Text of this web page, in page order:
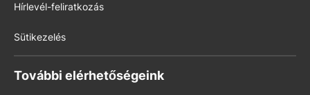
Hírlevél-feliratkozás
Sütikezelés
További elérhetőségeink